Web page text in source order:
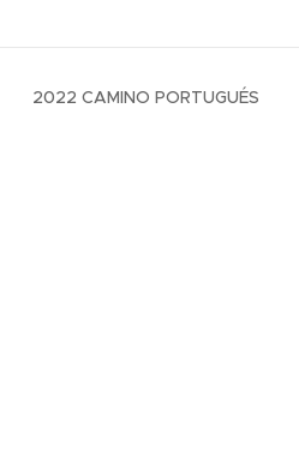
2022 CAMINO PORTUGUÉS